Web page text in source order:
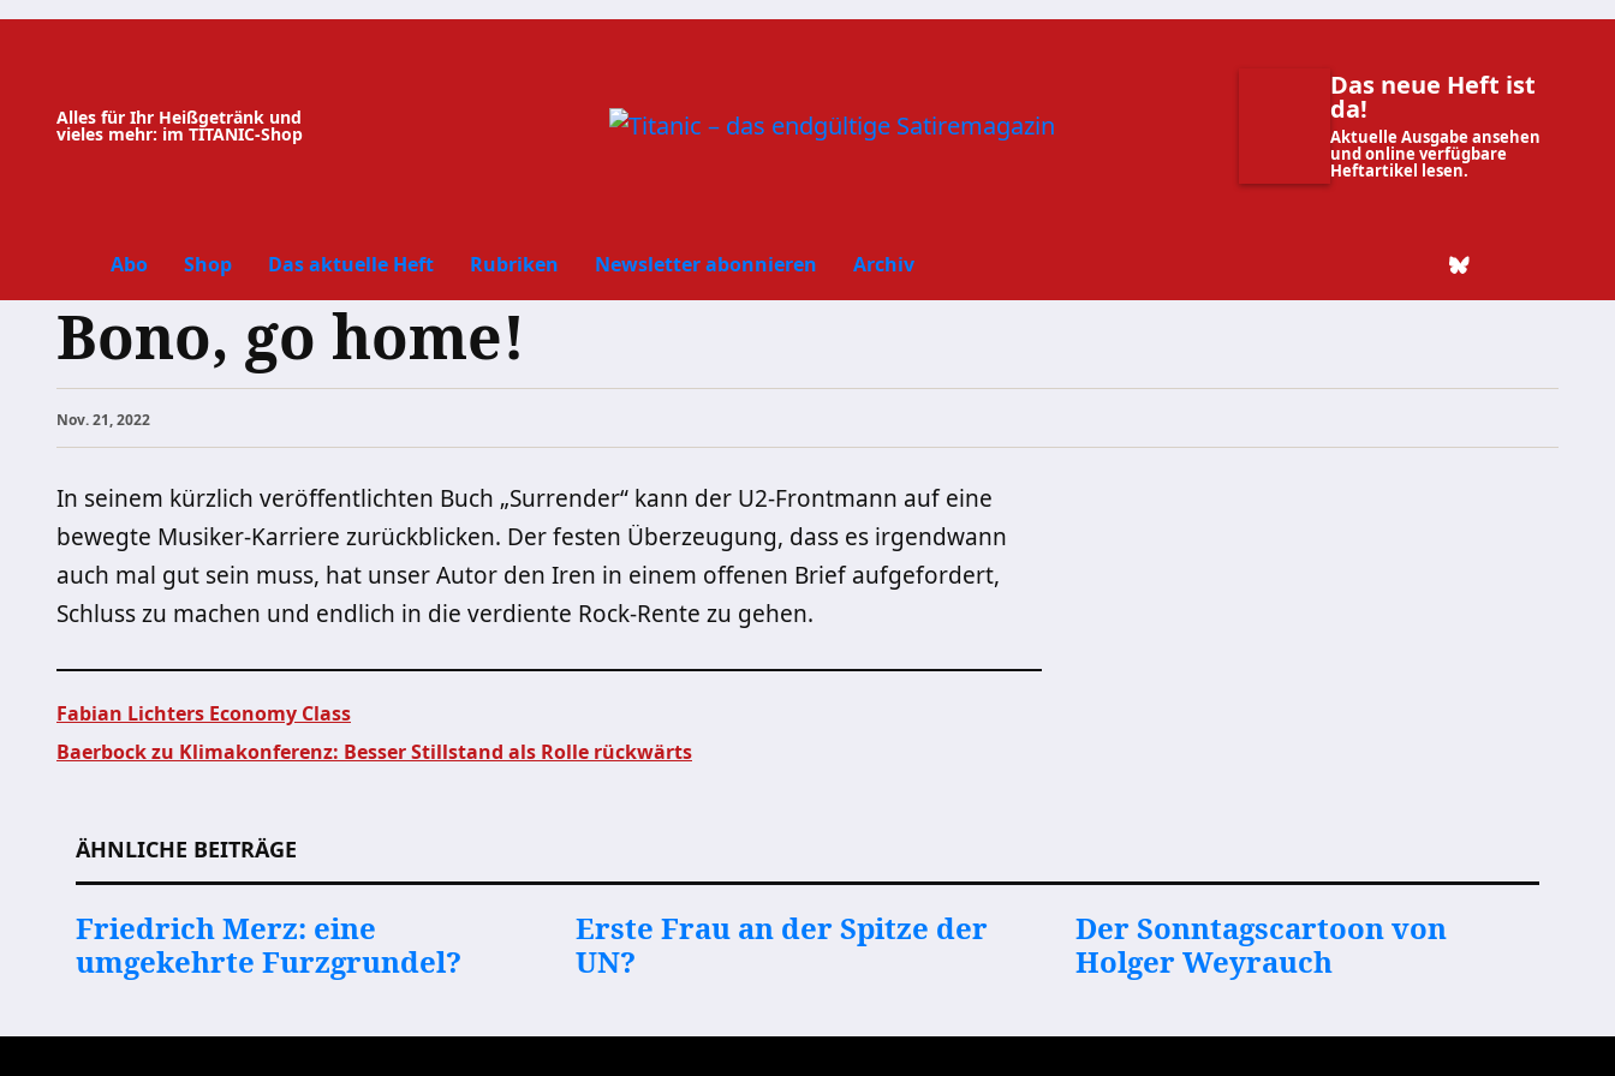
Zum
Alles für Ihr Heißgetränk und
vieles mehr: im TITANIC-Shop
Das neue Heft ist
da!
Aktuelle Ausgabe ansehen
und online verfügbare
Heftartikel lesen.
Abo Shop Das aktuelle Heft Rubriken Newsletter abonnieren Archiv
Bono, go home!
Nov. 21, 2022
In seinem kürzlich veröffentlichten Buch „Surrender“ kann der U2-Frontmann auf eine
bewegte Musiker-Karriere zurückblicken. Der festen Überzeugung, dass es irgendwann
auch mal gut sein muss, hat unser Autor den Iren in einem offenen Brief aufgefordert,
Schluss zu machen und endlich in die verdiente Rock-Rente zu gehen.
Fabian Lichters Economy Class
Baerbock zu Klimakonferenz: Besser Stillstand als Rolle rückwärts
ÄHNLICHE BEITRÄGE
Friedrich Merz: eine
umgekehrte Furzgrundel?
Erste Frau an der Spitze der
UN?
Der Sonntagscartoon von
Holger Weyrauch